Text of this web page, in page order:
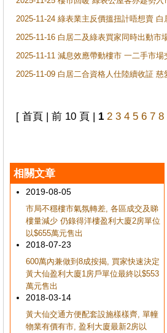
2025-11-24 綠表業主反價搵扭計唔想賣
2025-11-16 白居二及綠表買家同時出動
2025-11-11 減息效應帶動樓市 一二手市
2025-11-09 白居二合資格人仕陸續收証
[ 首頁 | 前 10 頁 | 1 2 3 4 5 6 7 8
相關文章
2019-08-05
市局不穩樓市氣氛轉差, 各區成交及睇
樓量減少 仍錄得洋樓盈利大廈2房單位
以$655萬元售出
2018-07-23
600萬內兼做到8成按揭, 買家快速決定
黃大仙盈利大廈1房戶單位最終以$553
萬元售出
2018-03-14
黃大仙交通方便配套設施樣樣齊, 單幢
物業有價有市, 盈利大廈最新2房以